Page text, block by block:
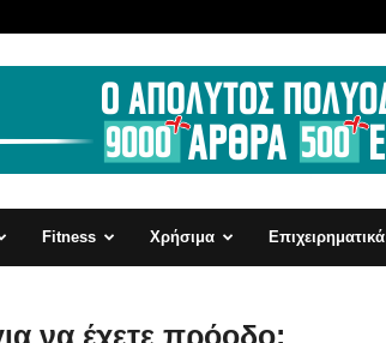
Fitness Χρήσιμα Επιχειρηματικά
να έχετε πρόοδο;